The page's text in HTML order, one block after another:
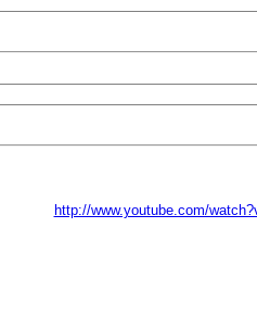
http://www.youtube.com/